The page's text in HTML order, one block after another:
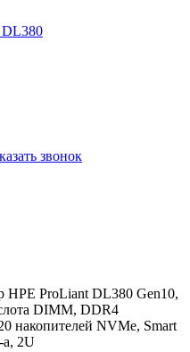
HPE ProLiant DL380 Gen10,
DIMM, DDR4
накопителей NVMe, Smart
a, 2U